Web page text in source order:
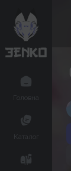
Головна
Каталог